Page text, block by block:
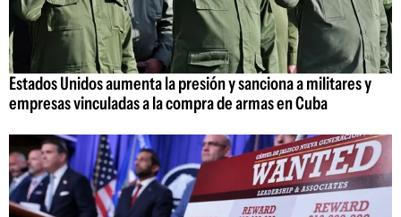
Estados Unidos aumenta la presión y sanciona a militares y
empresas vinculadas a la compra de armas en Cuba